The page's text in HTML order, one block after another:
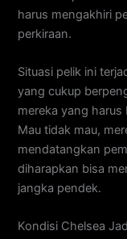
harus mengakhiri
perkiraan.
Situasi pelik ini
yang cukup
mereka yang
Mau tidak mau,
mendatangkan
diharapkan bisa
jangka pendek.
Kondisi Chelsea